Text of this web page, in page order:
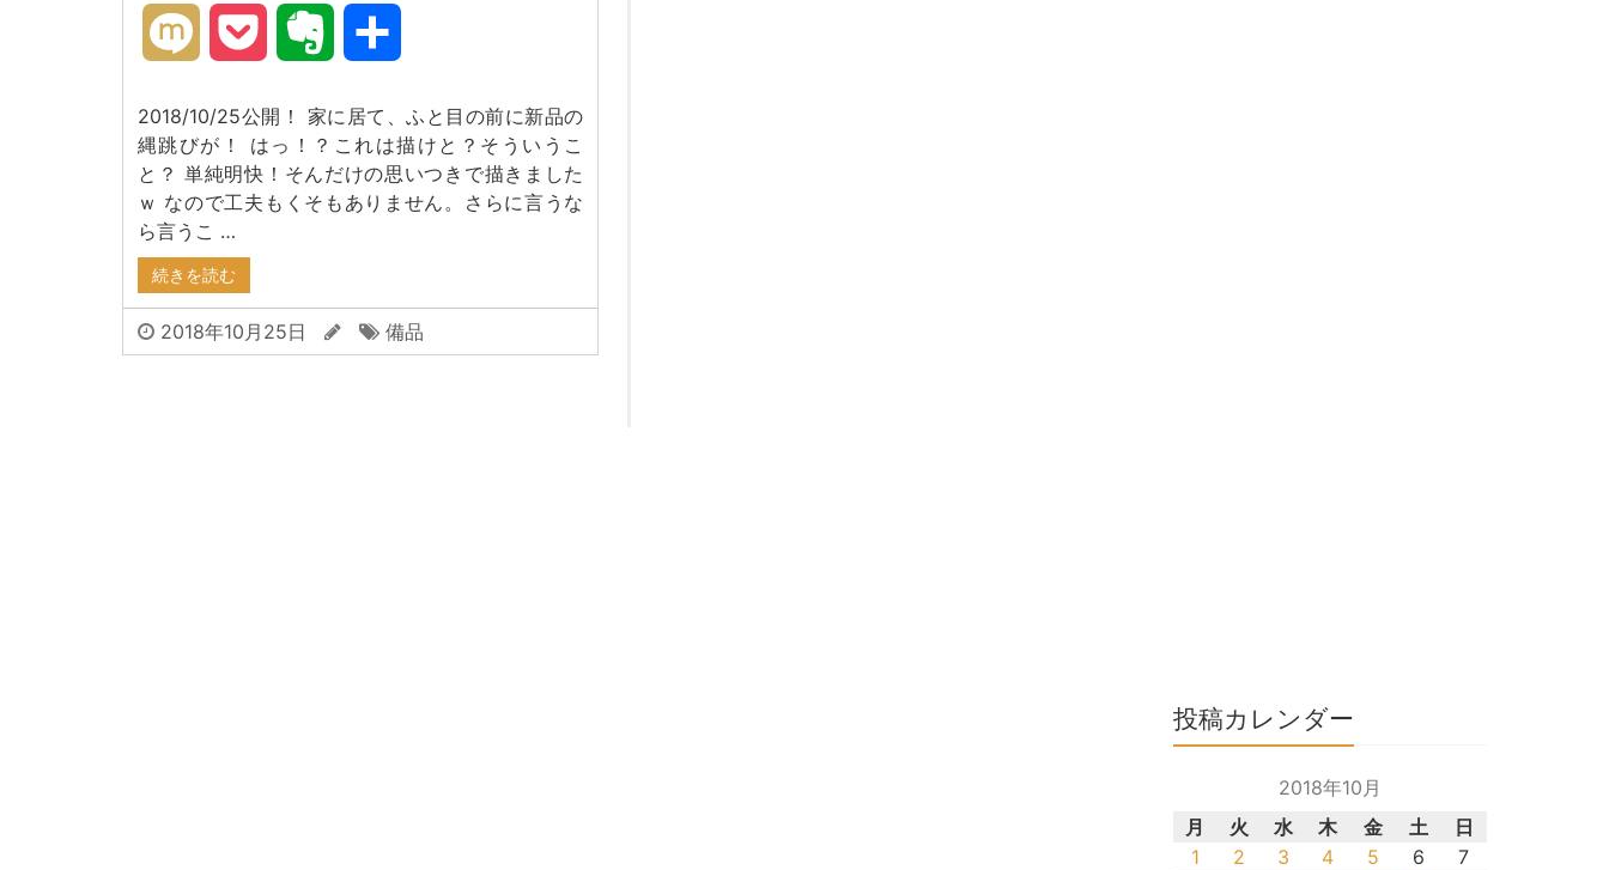
Mixi Pocket Evernote
2018/10/25公開！ 家に居て、ふと目の前に新品の
縄跳びが！ はっ！？これは描けと？そういうこ
と？ 単純明快！そんだけの思いつきで描きました
ｗ なので工夫もくそもありません。さらに言うな
ら言うこ …
続きを読む
2018年10月25日 備品
投稿カレンダー
2018年10月
月
火 水 木 金 土
日
1
2 3 4 5 6
7